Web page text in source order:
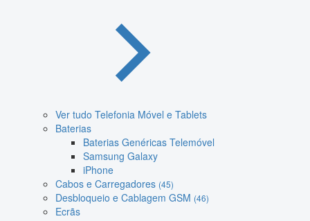
Ver tudo Telefonia Móvel e Tablets
Baterias
Baterias Genéricas Telemóvel
Samsung Galaxy
iPhone
Cabos e Carregadores (45)
Desbloqueio e Cablagem GSM (46)
Ecrãs